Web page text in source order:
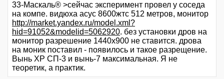
33-Маскаль® >сейчас эксперимент провел у соседа
на компе. видюха асус 8600жтс 512 метров, монитор
http://market.yandex.ru/model.xml?
hid=91052&modelid=5062920. без установки дров на
монитор разрешение 1440х900 не ставится. дрова
на моник поставил - появилось и такое разрещение.
Вынь ХР СП-3 и вынь-7 максимальная. Я не
теоретик, а практик.